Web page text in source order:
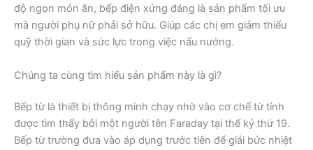
độ ngon món ăn, bếp điện xứng đáng là sản phẩm tối ưu
mà người phụ nữ phải sở hữu. Giúp các chị em giảm thiểu
quỹ thời gian và sức lực trong việc nấu nướng.
Chúng ta cùng tìm hiểu sản phẩm này là gì?
Bếp từ là thiết bị thông minh chạy nhờ vào cơ chế từ tính
được tìm thấy bởi một người tên Faraday tại thế kỷ thứ 19.
Bếp từ trường đưa vào áp dụng trước tiên để giải bức nhiệt